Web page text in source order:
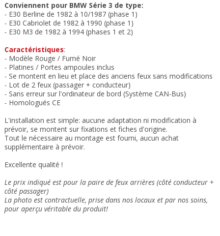
Conviennent pour BMW Série 3 de type:
- E30 Berline de 1982 à 10/1987 (phase 1)
- E30 Cabriolet de 1982 à 1990 (phase 1)
- E30 M3 de 1982 à 1994 (phases 1 et 2)
Caractéristiques:
- Modèle Rouge / Fumé Noir
- Platines / Portes ampoules inclus
- Se montent en lieu et place des anciens feux sans modifications
- Lot de 2 feux (passager + conducteur)
- Sans erreur sur l'ordinateur de bord (Système CAN-Bus)
- Homologués CE
L'installation est simple: aucune adaptation ni modification à
prévoir, se montent sur fixations et fiches d'origine.
Tout le nécessaire au montage est fourni, aucun achat
supplémentaire à prévoir.
Excellente qualité !
Le prix indiqué est pour la paire de feux arrières (côté conducteur +
côté passager)
La photo est contractuelle, prise dans nos locaux et par nos soins,
pour aperçu véritable du produit!